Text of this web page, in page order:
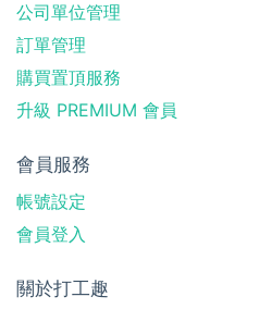
公司單位管理
訂單管理
購買置頂服務
升級 PREMIUM 會員
會員服務
帳號設定
會員登入
關於打工趣